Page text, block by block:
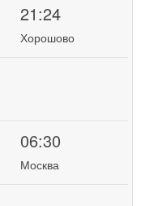
21:24
Хорошово
06:30
Москва